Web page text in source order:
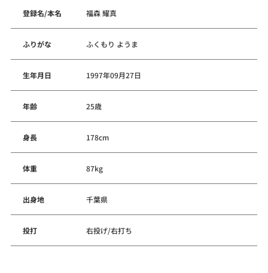
登録名/本名 福森 耀真
ふりがな ふくもり ようま
生年月日 1997年09月27日
年齢 25歳
身長 178cm
体重 87kg
出身地 千葉県
投打 右投げ/右打ち